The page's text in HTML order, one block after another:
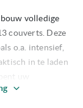
volledige
couverts. Deze
o.a. intensief,
in te laden
om uw vaat